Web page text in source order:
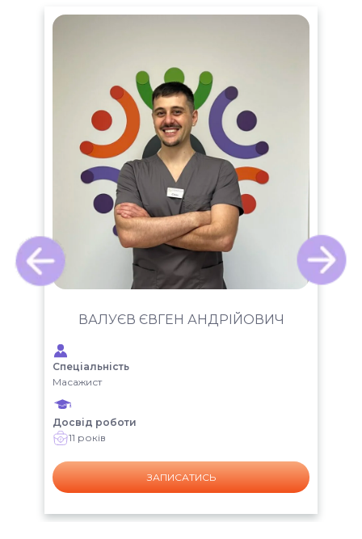
ВАЛУЄВ ЄВГЕН АНДРІЙОВИЧ
Спеціальність
Масажист
Досвід роботи
11 років
ЗАПИСАТИСЬ